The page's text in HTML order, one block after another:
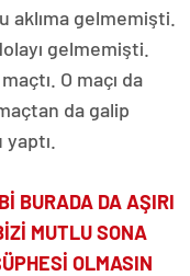
gelmemişti.
gelmemişti.
O maçı da
da galip
BURADA DA AŞIRI
MUTLU SONA
OLMASIN